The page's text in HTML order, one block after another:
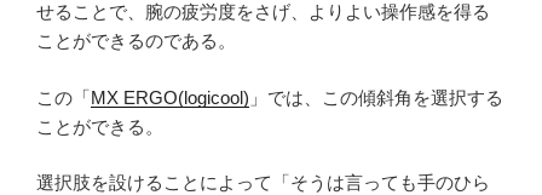
せることで、腕の疲労度をさげ、よりよい操作感を得る
ことができるのである。
この「MX ERGO(logicool) 」では、この傾斜角を選択する
ことができる。
選択肢を設けることによって「そうは言っても手のひら